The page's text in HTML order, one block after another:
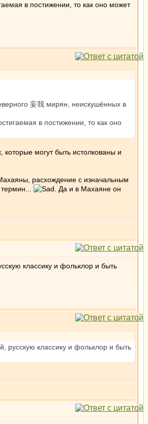
в постижении, то как оно может
妄我 мирян, неискушённых в
в постижении, то как оно
могут быть истолкованы и
расхождение с изначальным
. Да и в Махаяне он
классику и фольклор и быть
русскую классику и фольклор и быть